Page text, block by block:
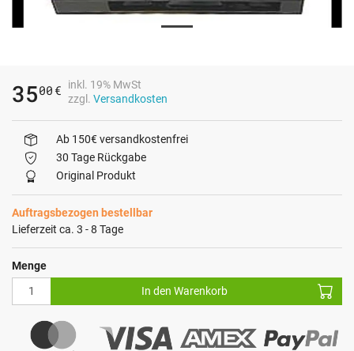
3500 €
inkl. 19% MwSt
zzgl. Versandkosten
Ab 150€ versandkostenfrei
30 Tage Rückgabe
Original Produkt
Auftragsbezogen bestellbar
Lieferzeit ca. 3 - 8 Tage
Menge
In den Warenkorb